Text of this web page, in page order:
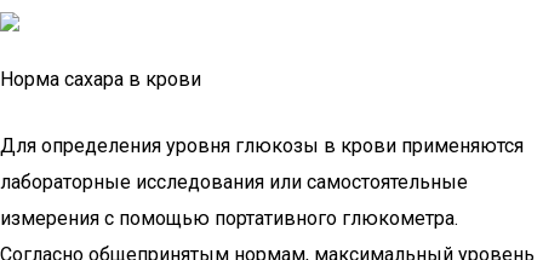
Норма сахара в крови
Для определения уровня глюкозы в крови применяются
лабораторные исследования или самостоятельные
измерения с помощью портативного глюкометра.
Согласно общепринятым нормам, максимальный уровень